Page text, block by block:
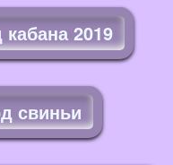
кабана 2019
свиньи